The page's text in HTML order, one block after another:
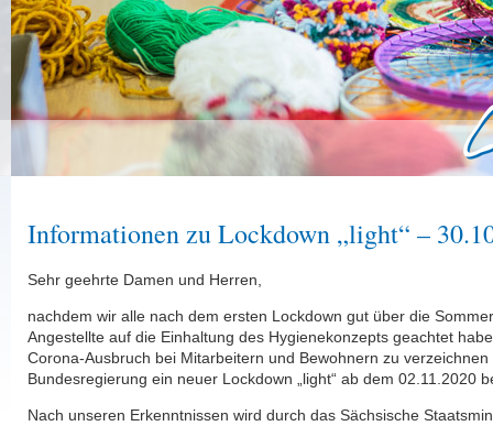
Informationen zu Lockdown „light“ –
Sehr geehrte Damen und Herren,
nachdem wir alle nach dem ersten Lockdown gut über die
Angestellte auf die Einhaltung des Hygienekonzepts geachtet
Corona-Ausbruch bei Mitarbeitern und Bewohnern zu
Bundesregierung ein neuer Lockdown „light“ ab dem 02.11.2020
Nach unseren Erkenntnissen wird durch das Sächsische